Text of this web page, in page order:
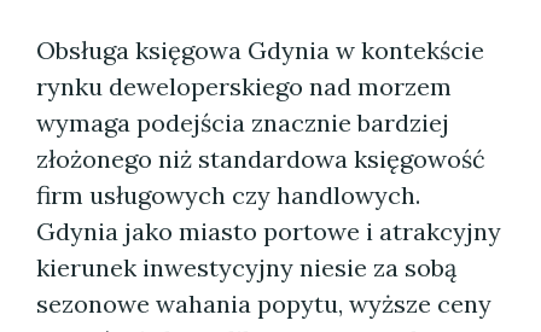
Obsługa księgowa Gdynia w kontekście
rynku deweloperskiego nad morzem
wymaga podejścia znacznie bardziej
złożonego niż standardowa księgowość
firm usługowych czy handlowych.
Gdynia jako miasto portowe i atrakcyjny
kierunek inwestycyjny niesie za sobą
sezonowe wahania popytu, wyższe ceny